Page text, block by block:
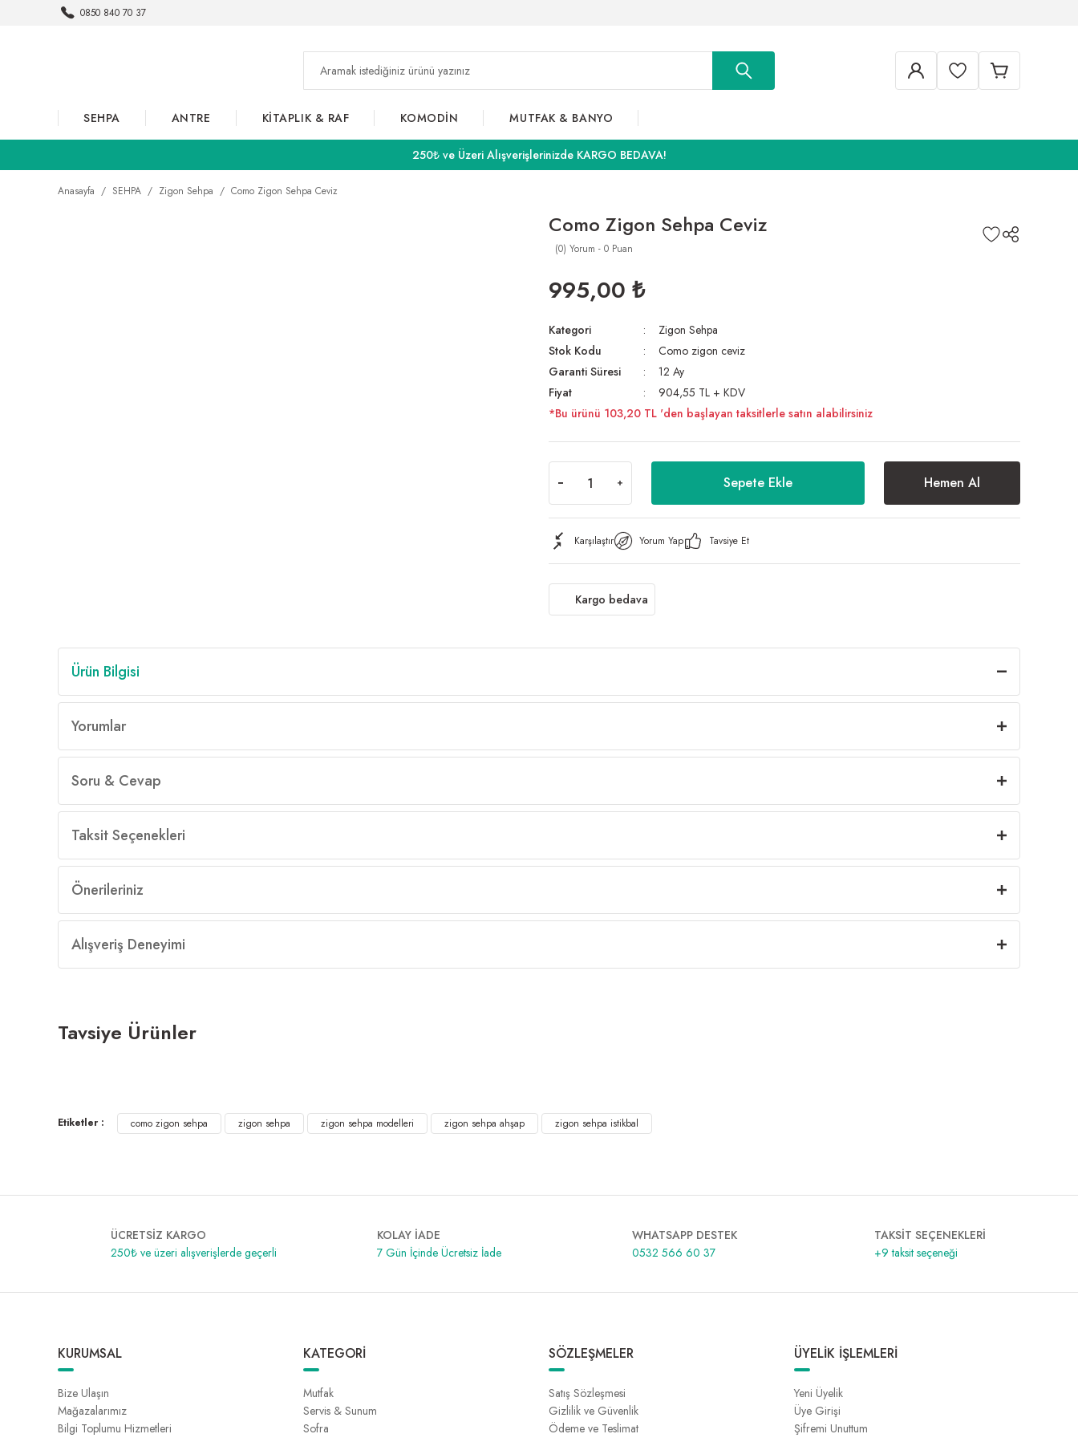
0850 840 70 37
SEHPA ANTRE KİTAPLIK & RAF KOMODİN MUTFAK & BANYO
250₺ ve Üzeri Alışverişlerinizde KARGO BEDAVA!
Anasayfa SEHPA Zigon Sehpa Como Zigon Sehpa Ceviz
Como Zigon Sehpa Ceviz
(0) Yorum - 0 Puan
995,00 ₺
Kategori
Zigon Sehpa
Stok Kodu
Como zigon ceviz
Garanti Süresi
12 Ay
Fiyat
904,55 TL + KDV
*Bu ürünü 103,20 TL 'den başlayan taksitlerle satın alabilirsiniz
Sepete Ekle Hemen Al
Karşılaştır Yorum Yap Tavsiye Et
Kargo bedava
Ürün Bilgisi
Yorumlar
Soru & Cevap
Taksit Seçenekleri
Önerileriniz
Alışveriş Deneyimi
Tavsiye Ürünler
995,00 ₺ 995,00 ₺
Etiketler : como zigon sehpa zigon sehpa zigon sehpa modelleri zigon sehpa ahşap zigon sehpa istikbal
ÜCRETSİZ KARGO
250₺ ve üzeri alışverişlerde geçerli
KOLAY İADE
7 Gün İçinde Ücretsiz İade
WHATSAPP DESTEK
0532 566 60 37
TAKSİT SEÇENEKLERİ
+9 taksit seçeneği
KURUMSAL
Bize Ulaşın
Mağazalarımız
Bilgi Toplumu Hizmetleri
KATEGORİ
Mutfak
Servis & Sunum
Sofra
SÖZLEŞMELER
Satış Sözleşmesi
Gizlilik ve Güvenlik
Ödeme ve Teslimat
ÜYELİK İŞLEMLERİ
Yeni Üyelik
Üye Girişi
Şifremi Unuttum